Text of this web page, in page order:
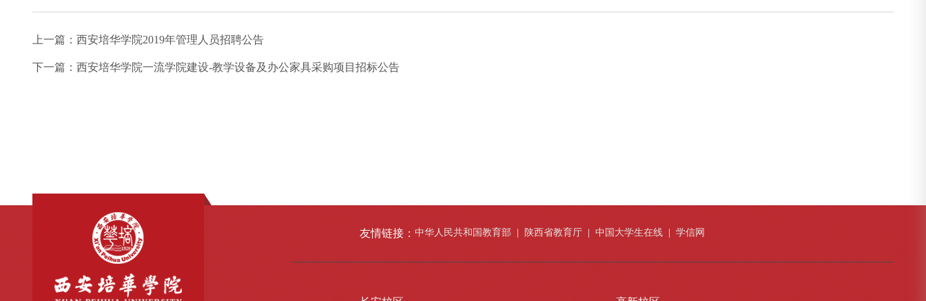
上一篇： 西安培华学院2019年管理人员招聘公告
下一篇： 西安培华学院一流学院建设-教学设备及办公家具采购项目招标公告
友情链接： 中华人民共和国教育部 | 陕西省教育厅 | 中国大学生在线 | 学信网